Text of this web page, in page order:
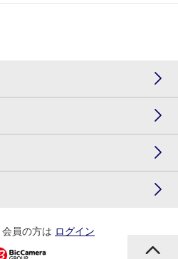
員の方は ログイン